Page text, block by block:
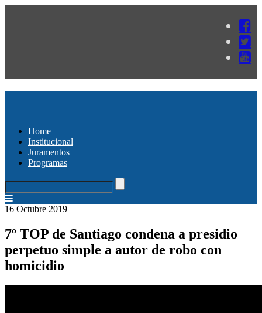
Home
Institucional
Juramentos
Programas
16 Octubre 2019
7º TOP de Santiago condena a presidio
perpetuo simple a autor de robo con
homicidio